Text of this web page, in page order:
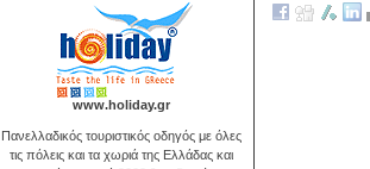
www.holiday.gr
Πανελλαδικός τουριστικός οδηγός με όλες
τις πόλεις και τα χωριά της Ελλάδας και